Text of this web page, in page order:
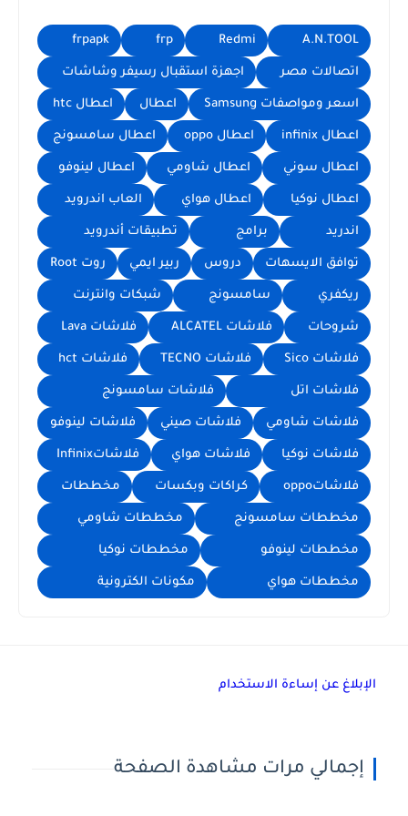
A.N.TOOL
Redmi
frp
frpapk
اتصالات مصر اجهزة استقبال رسيفر وشاشات
اسعر ومواصفات Samsung اعطال اعطال htc
اعطال infinix اعطال oppo اعطال سامسونج
اعطال سوني اعطال شاومي اعطال لينوفو
اعطال نوكيا اعطال هواي العاب اندرويد
اندريد برامج تطبيقات أندرويد
توافق الايسهات دروس ربير ايمي روت Root
ريكفري سامسونج شبكات وانترنت
شروحات فلاشات ALCATEL فلاشات Lava
فلاشات Sico فلاشات TECNO فلاشات hct
فلاشات اتل فلاشات سامسونج
فلاشات شاومي فلاشات صيني فلاشات لينوفو
فلاشات نوكيا فلاشات هواي فلاشاتInfinix
فلاشاتoppo كراكات وبكسات مخططات
مخططات سامسونج مخططات شاومي
مخططات لينوفو مخططات نوكيا
مخططات هواي مكونات الكترونية
الإبلاغ عن إساءة الاستخدام
إجمالي مرات مشاهدة الصفحة